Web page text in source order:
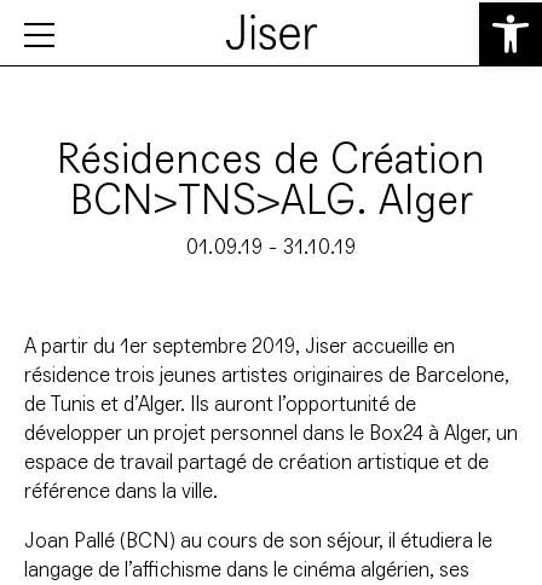
Ouvrir
Résidences de Création
BCN>TNS>ALG. Alger
01.09.19 - 31.10.19
A partir du 1er septembre 2019, Jiser accueille en
résidence trois jeunes artistes originaires de Barcelone,
de Tunis et d’Alger. Ils auront l’opportunité de
développer un projet personnel dans le Box24 à Alger, un
espace de travail partagé de création artistique et de
référence dans la ville.
Joan Pallé (BCN) au cours de son séjour, il étudiera le
langage de l’affichisme dans le cinéma algérien, ses